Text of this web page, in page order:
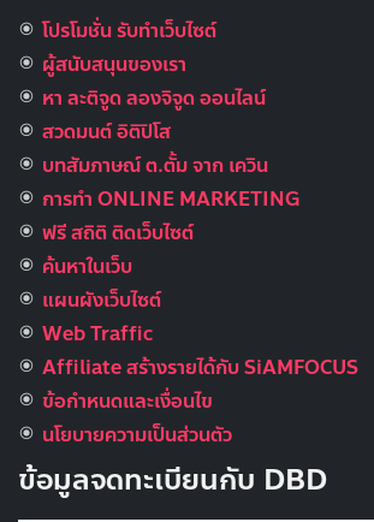
โปรโมชั่น รับทำเว็บไซต์
ผู้สนับสนุนของเรา
หา ละติจูด ลองจิจูด ออนไลน์
สวดมนต์ อิติปิโส
บทสัมภาษณ์ ต.ตั้ม จาก เควิน
การทำ ONLINE MARKETING
ฟรี สถิติ ติดเว็บไซต์
ค้นหาในเว็บ
แผนผังเว็บไซต์
Web Traffic
Affiliate สร้างรายได้กับ SiAMFOCUS
ข้อกำหนดและเงื่อนไข
นโยบายความเป็นส่วนตัว
ข้อมูลจดทะเบียนกับ DBD